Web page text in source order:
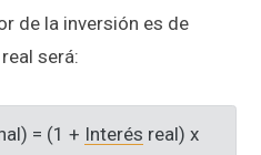
de la inversión es de
será:
= (1 + Interés real) x